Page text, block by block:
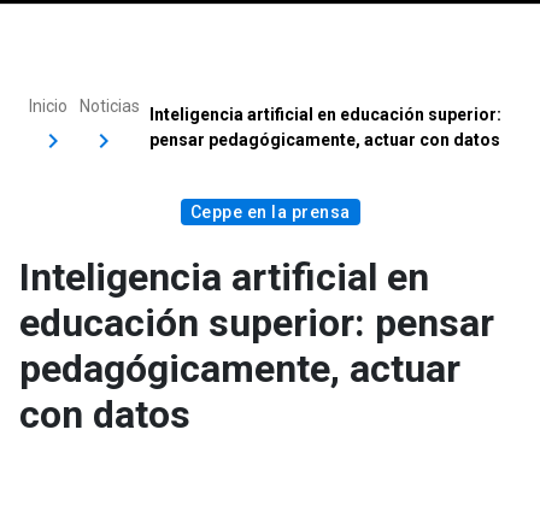
Inicio Noticias
Inteligencia artificial en educación superior:
pensar pedagógicamente, actuar con datos
Ceppe en la prensa
Inteligencia artificial en
educación superior: pensar
pedagógicamente, actuar
con datos